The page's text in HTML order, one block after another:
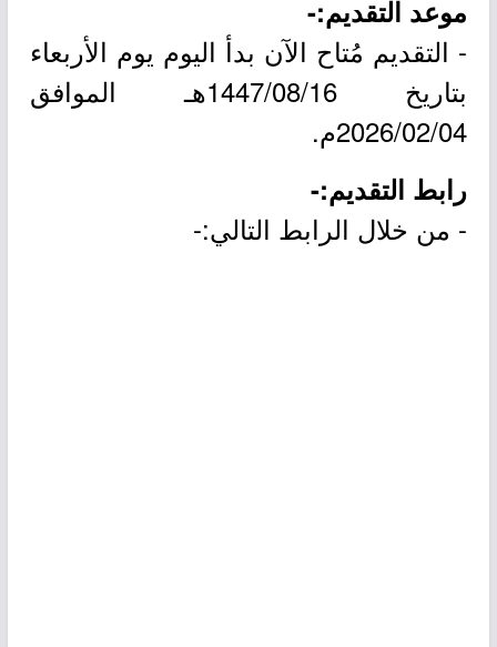
موعد التقديم:-
- التقديم مُتاح الآن بدأ اليوم يوم الأربعاء
بتاريخ 1447/08/16هـ الموافق
2026/02/04م.
رابط التقديم:-
- من خلال الرابط التالي:-